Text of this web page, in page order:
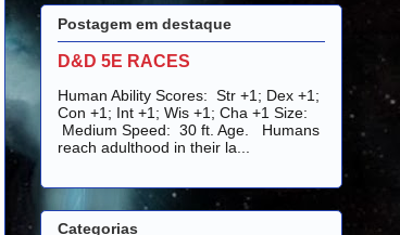
Postagem em destaque
D&D 5E RACES
Human Ability Scores: Str +1; Dex +1;
Con +1; Int +1; Wis +1; Cha +1 Size:
Medium Speed: 30 ft. Age. Humans
reach adulthood in their la...
Categorias